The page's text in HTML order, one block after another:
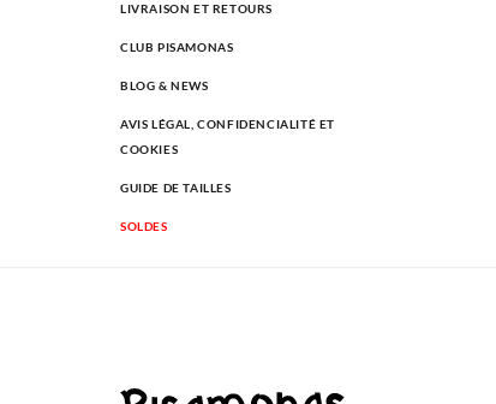
LIVRAISON ET RETOURS
CLUB PISAMONAS
BLOG & NEWS
AVIS LÉGAL, CONFIDENCIALITÉ ET
COOKIES
GUIDE DE TAILLES
SOLDES